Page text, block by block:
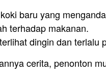
baru yang
terhadap makanan.
dingin dan terlalu
cerita, penonton